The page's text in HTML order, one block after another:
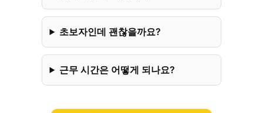
초보자인데 괜찮을까요?
근무 시간은 어떻게 되나요?